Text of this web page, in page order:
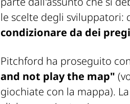
le scelte degli
condizionare da dei
Pitchford ha proseguito
and not play the map"
giochiate con la mappa).